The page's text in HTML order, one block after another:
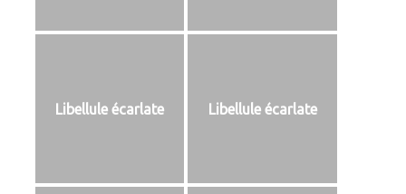
Libellule écarlate Libellule écarlate